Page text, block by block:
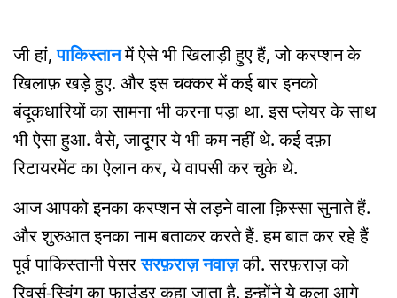
जी हां,पाकिस्तानमें ऐसे भी खिलाड़ी हुए हैं, जो करप्शन के
खिलाफ़ खड़े हुए. और इस चक्कर में कई बार इनको
बंदूकधारियों का सामना भी करना पड़ा था. इस प्लेयर के साथ
भी ऐसा हुआ. वैसे, जादूगर ये भी कम नहीं थे. कई दफ़ा
रिटायरमेंट का ऐलान कर, ये वापसी कर चुके थे.
आज आपको इनका करप्शन से लड़ने वाला क़िस्सा सुनाते हैं.
और शुरुआत इनका नाम बताकर करते हैं. हम बात कर रहे हैं
पूर्व पाकिस्तानी पेसरसरफ़राज़ नवाज़की. सरफ़राज़ को
रिवर्स-स्विंग का फाउंडर कहा जाता है. इन्होंने ये कला आगे